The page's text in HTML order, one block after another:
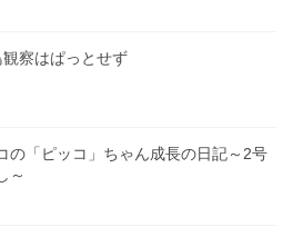
察はぱっとせず
の「ピッコ」ちゃん成長の日記～2号
～